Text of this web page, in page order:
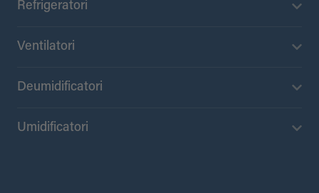
Refrigeratori
Ventilatori
Deumidificatori
Umidificatori